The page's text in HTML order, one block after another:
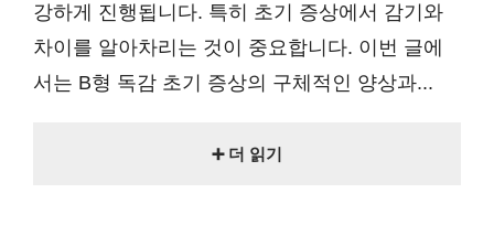
강하게 진행됩니다. 특히 초기 증상에서 감기와
차이를 알아차리는 것이 중요합니다. 이번 글에
서는 B형 독감 초기 증상의 구체적인 양상과...
➕ 더 읽기